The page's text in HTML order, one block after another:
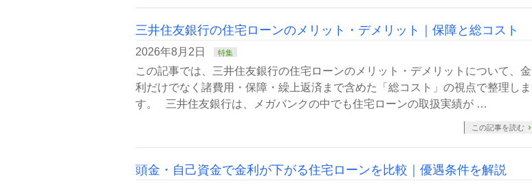
三井住友銀行の住宅ローンのメリット・デメリット｜保障と総コスト
2026年8月2日 特集
この記事では、三井住友銀行の住宅ローンのメリット・デメリットについて、金
利だけでなく諸費用・保障・繰上返済まで含めた「総コスト」の視点で整理しま
す。 三井住友銀行は、メガバンクの中でも住宅ローンの取扱実績が …
この記事を読む
頭金・自己資金で金利が下がる住宅ローンを比較｜優遇条件を解説